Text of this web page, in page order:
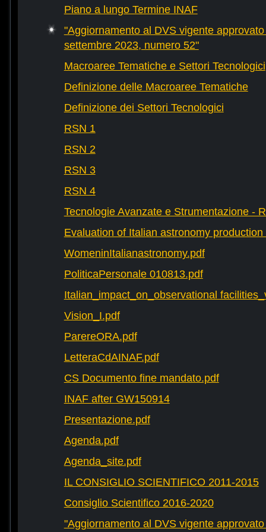
Piano a lungo Termine INAF
"Aggiornamento al DVS vigente
settembre 2023, numero 52"
Macroaree Tematiche e Settori Tecnologici
Definizione delle Macroaree Tematiche
Definizione dei Settori Tecnologici
RSN 1
RSN 2
RSN 3
RSN 4
Tecnologie Avanzate e Strumentazione -
Evaluation of Italian astronomy production
WomeninItalianastronomy.pdf
PoliticaPersonale 010813.pdf
Italian_impact_on_observational
Vision_I.pdf
ParereORA.pdf
LetteraCdAINAF.pdf
CS Documento fine mandato.pdf
INAF after GW150914
Presentazione.pdf
Agenda.pdf
Agenda_site.pdf
IL CONSIGLIO SCIENTIFICO 2011-2015
Consiglio Scientifico 2016-2020
"Aggiornamento al DVS vigente